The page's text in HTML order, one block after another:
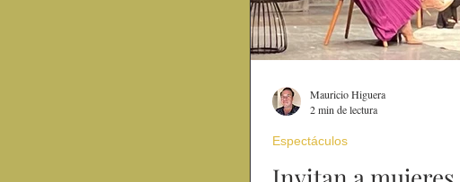
Espectáculos
Mauricio Higuera
2 min de lectura